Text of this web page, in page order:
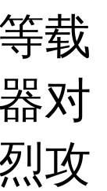
载
对
攻